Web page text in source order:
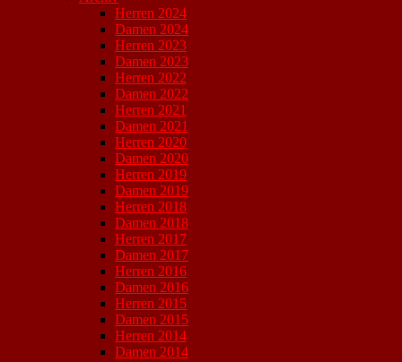
Herren 2024
Damen 2024
Herren 2023
Damen 2023
Herren 2022
Damen 2022
Herren 2021
Damen 2021
Herren 2020
Damen 2020
Herren 2019
Damen 2019
Herren 2018
Damen 2018
Herren 2017
Damen 2017
Herren 2016
Damen 2016
Herren 2015
Damen 2015
Herren 2014
Damen 2014